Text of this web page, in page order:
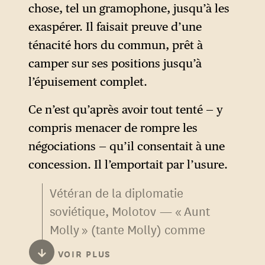
Le style stalinien de
négociation imite donc ce
qu’il prétend combattre en
masquant ses intentions. Pour
appliquer cette méthode, il
peut compter sur son
conseiller le plus chevronné
et le plus retors : Viatcheslav
Molotov (1890-1986), qui
diplomatie soviétique jusqu’à
la fin de l’URSS.
chose, tel un gramophone, jusqu’à les
exaspérer. Il faisait preuve d’une
ténacité hors du commun, prêt à
camper sur ses positions jusqu’à
l’épuisement complet.
Ce n’est qu’après avoir tout tenté — y
compris menacer de rompre les
négociations — qu’il consentait à une
concession. Il l’emportait par l’usure.
Vétéran de la diplomatie
soviétique, Molotov — « Aunt
Molly » (tante Molly) comme
finirent par l’appeler les
↓ VOIR PLUS